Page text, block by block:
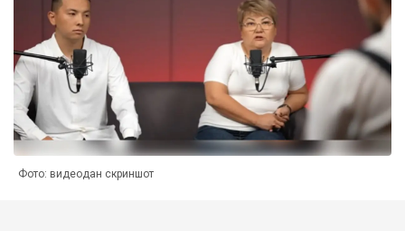
Фото: видеодан скриншот